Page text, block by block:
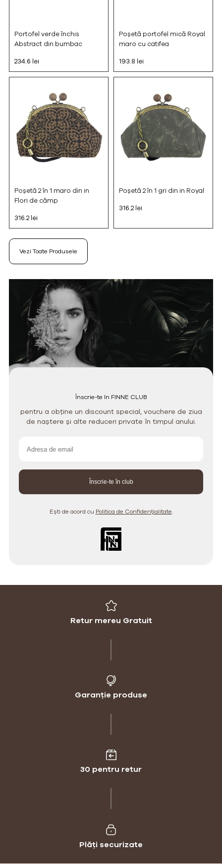
Portofel verde închis
Abstract din bumbac
234.6 lei
Poșetă portofel mică Royal
maro cu catifea
193.8 lei
Poșetă 2 în 1 maro din in
Flori de câmp
316.2 lei
Poșetă 2 în 1 gri din in Royal
316.2 lei
Vezi Toate Produsele
Înscrie-te în FINNE CLUB
pentru a obține un discount special, vouchere de ziua
de naștere și alte reduceri private în timpul anului.
Ești de acord cu Politica de Confidențialitate.
Retur mereu Gratuit
Garanție produse
30 pentru retur
Plăți securizate